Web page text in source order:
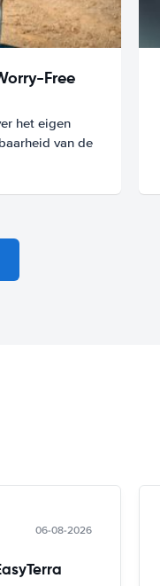
Free
het eigen
van de
06-08-2026